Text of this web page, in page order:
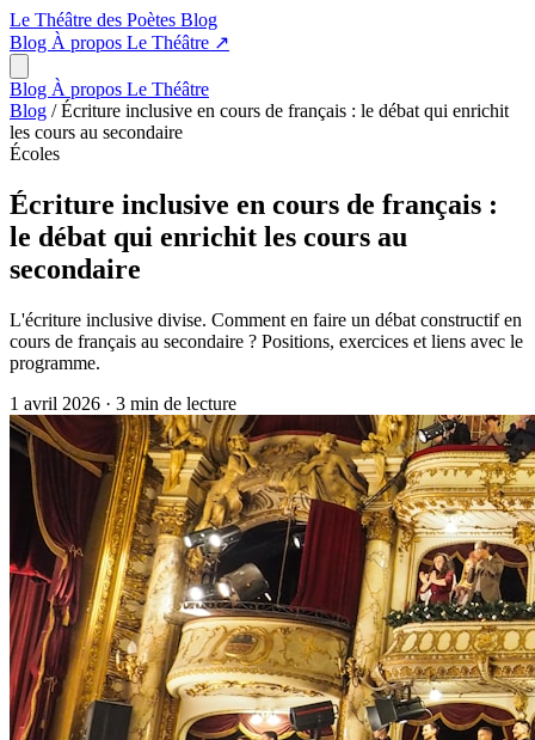
Le Théâtre des Poètes Blog
Blog À propos Le Théâtre ↗
Blog À propos Le Théâtre
Blog / Écriture inclusive en cours de français : le débat qui enrichit
les cours au secondaire
Écoles
Écriture inclusive en cours de français :
le débat qui enrichit les cours au
secondaire
L'écriture inclusive divise. Comment en faire un débat constructif en
cours de français au secondaire ? Positions, exercices et liens avec le
programme.
1 avril 2026 · 3 min de lecture